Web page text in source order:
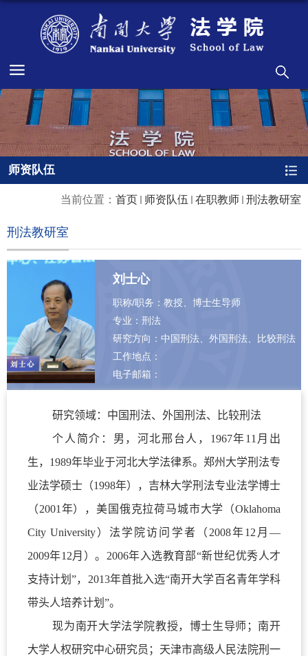
师资队伍
当前位置： 首页 师资队伍 在职教师 刑法教研室
刑法教研室
刘士心
职称/职务：教授、博士生导师
专业：刑法
研究方向：中国刑法、外国刑法、比较刑法
工作地点：
电子邮箱：
研究领域：中国刑法、外国刑法、比较刑法
个人简介：男，河北邢台人， 1967年11 月出
生， 1989年毕业于河北大学法律系。郑州大学刑法专
业法学硕士（1998年），吉林大学刑法专业法学博士
（2001 年），美国俄克拉荷马城市大学（Oklahoma
City University）法学院访问学者（ 2008年12 月—
2009年12月）。 2006年入选教育部“新世纪优秀人才
支持计划”， 2013年首批入选“南开大学百名青年学科
带头人培养计划”。
现为南开大学法学院教授，博士生导师；南开
大学人权研究中心研究员；天津市高级人民法院刑一